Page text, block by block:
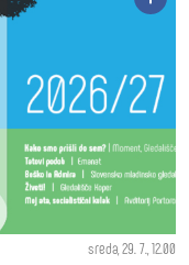
sreda, 29. 7., 12.00